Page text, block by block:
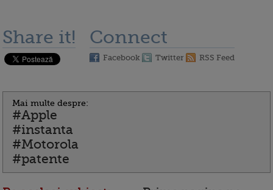
Share it! Connect
Facebook Twitter RSS Feed
Mai multe despre:
#Apple
#instanta
#Motorola
#patente